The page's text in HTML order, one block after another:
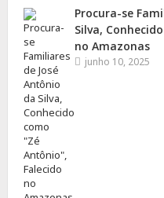
Procura-se
Silva,
no Amazonas
junho 10, 2025